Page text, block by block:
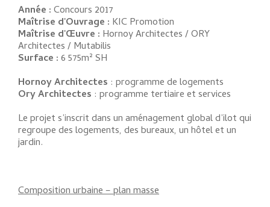
Année :Concours 2017
Maîtrise d'Ouvrage : KIC Promotion
Maîtrise d'Œuvre : Hornoy Architectes / ORY
Architectes / Mutabilis
Surface :6 575m² SH
Hornoy Architectes : programme de logements
Ory Architectes : programme tertiaire et services
Le projet s’inscrit dans un aménagement global d’ilot qui
regroupe des logements, des bureaux, un hôtel et un
jardin.
Composition urbaine – plan masse